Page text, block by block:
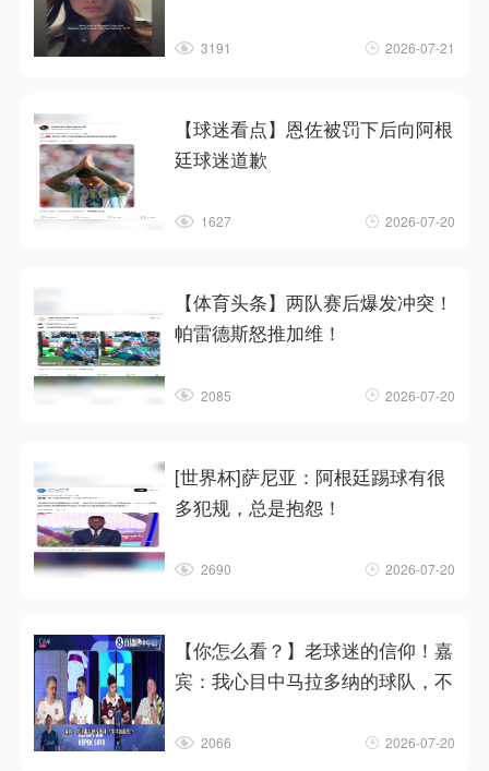
3191 2026-07-21
【球迷看点】恩佐被罚下后向阿根
廷球迷道歉
1627 2026-07-20
【体育头条】两队赛后爆发冲突！
帕雷德斯怒推加维！
2085 2026-07-20
[世界杯]萨尼亚：阿根廷踢球有很
多犯规，总是抱怨！
2690 2026-07-20
【你怎么看？】老球迷的信仰！嘉
宾：我心目中马拉多纳的球队，不
2066 2026-07-20